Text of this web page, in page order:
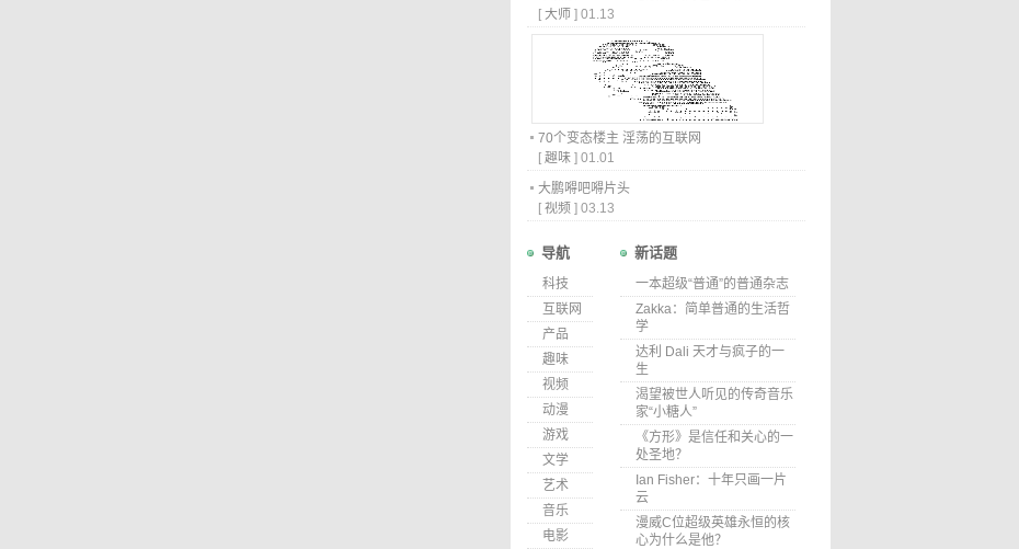
[ 大师 ] 01.13
70个变态楼主 淫荡的互联网
[ 趣味 ] 01.01
大鹏嘚吧嘚片头
[ 视频 ] 03.13
导航
科技
互联网
产品
趣味
视频
动漫
游戏
文学
艺术
音乐
电影
新话题
一本超级“普通”的普通杂志
Zakka：简单普通的生活哲
学
达利 Dali 天才与疯子的一
生
渴望被世人听见的传奇音乐
家“小糖人”
《方形》是信任和关心的一
处圣地？
Ian Fisher：十年只画一片
云
漫威C位超级英雄永恒的核
心为什么是他？